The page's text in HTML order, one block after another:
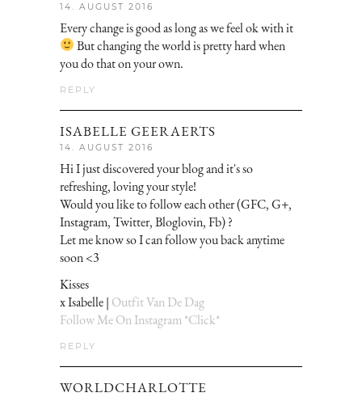
14. AUGUST 2016
Every change is good as long as we feel ok with it
But changing the world is pretty hard when
you do that on your own.
REPLY
ISABELLE GEERAERTS
14. AUGUST 2016
Hi I just discovered your blog and it's so
refreshing, loving your style!
Would you like to follow each other (GFC, G+,
Instagram, Twitter, Bloglovin, Fb) ?
Let me know so I can follow you back anytime
soon <3
Kisses
x Isabelle | Outfit Van De Dag
Follow Me On Instagram *Click*
REPLY
WORLDCHARLOTTE